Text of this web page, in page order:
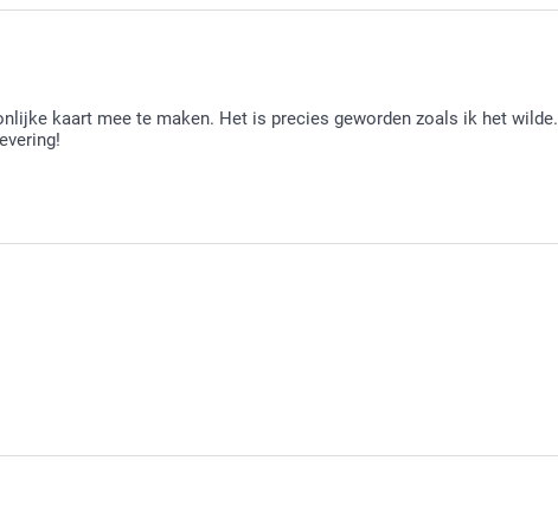
leuk dat je bij ons een fotokaart hebt gemaakt. Heel veel plezier ervan!
kaart mee te maken. Het is precies geworden zoals ik het wilde.
leuk om te horen dat je bij ons je fotokaarten hebt gemaakt en deze
veel plezier ervan!
te horen dat je tevreden bent over je ontvangen fotokaarten. Heel